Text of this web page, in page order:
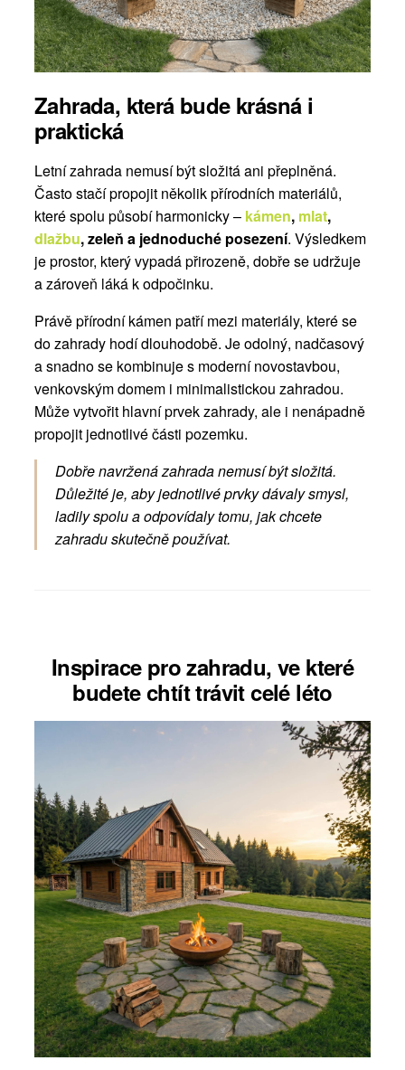
Zahrada, která bude krásná i
praktická
Letní zahrada nemusí být složitá ani přeplněná.
Často stačí propojit několik přírodních materiálů,
které spolu působí harmonicky – kámen, mlat,
dlažbu, zeleň a jednoduché posezení. Výsledkem
je prostor, který vypadá přirozeně, dobře se udržuje
a zároveň láká k odpočinku.
Právě přírodní kámen patří mezi materiály, které se
do zahrady hodí dlouhodobě. Je odolný, nadčasový
a snadno se kombinuje s moderní novostavbou,
venkovským domem i minimalistickou zahradou.
Může vytvořit hlavní prvek zahrady, ale i nenápadně
propojit jednotlivé části pozemku.
Dobře navržená zahrada nemusí být složitá.
Důležité je, aby jednotlivé prvky dávaly smysl,
ladily spolu a odpovídaly tomu, jak chcete
zahradu skutečně používat.
Inspirace pro zahradu, ve které
budete chtít trávit celé léto